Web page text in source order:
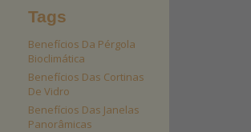
Tags
Benefícios Da Pérgola
Bioclimática
Benefícios Das Cortinas
De Vidro
Benefícios Das Janelas
Panorâmicas